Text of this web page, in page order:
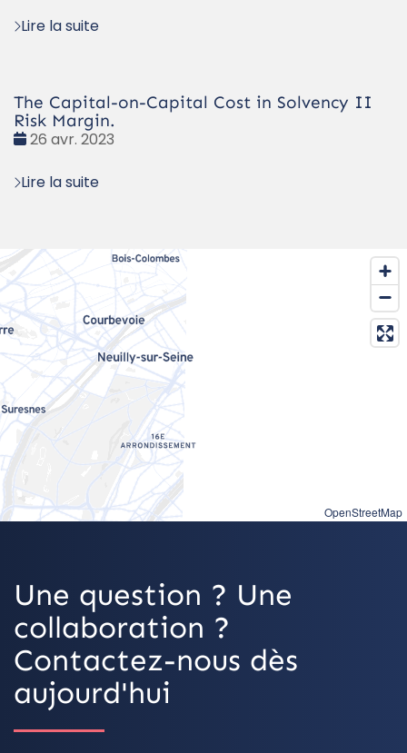
Lire la suite
The Capital-on-Capital Cost in Solvency II
Risk Margin.
Date
26 avr. 2023
Lire la suite
OpenStreetMap
Une question ? Une
collaboration ?
Contactez-nous dès
aujourd'hui